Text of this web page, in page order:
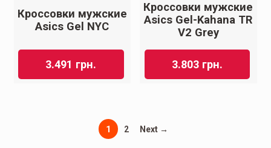
Кроссовки мужские
Asics Gel NYC
3.491 грн.
Кроссовки мужские
Asics Gel-Kahana TR
V2 Grey
3.803 грн.
1 2 Next →